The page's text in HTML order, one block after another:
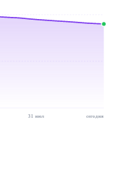
31 июл сегодня